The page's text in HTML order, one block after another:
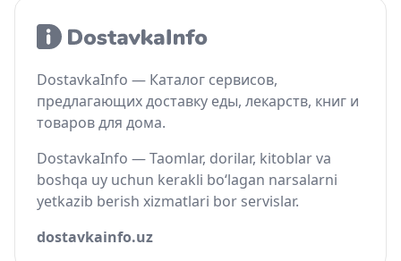
DostavkaInfo — Каталог сервисов,
предлагающих доставку еды, лекарств, книг и
товаров для дома.
DostavkaInfo — Taomlar, dorilar, kitoblar va
boshqa uy uchun kerakli bo‘lagan narsalarni
yetkazib berish xizmatlari bor servislar.
dostavkainfo.uz